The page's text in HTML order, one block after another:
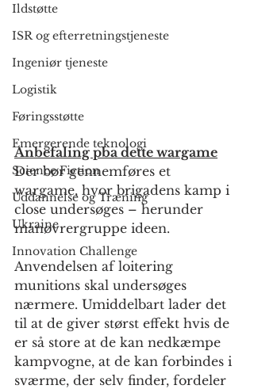
Ildstøtte
ISR og efterretningstjeneste
Ingeniør tjeneste
Logistik
Føringsstøtte
Emergerende teknologi
Science Fiction
Uddannelse og Træning
Ukraine
Innovation Challenge
Anbefaling pba dette wargame
Der bør gennemføres et
wargame, hvor brigadens kamp i
close undersøges – herunder
manøvrergruppe ideen.
Anvendelsen af loitering
munitions skal undersøges
nærmere. Umiddelbart lader det
til at de giver størst effekt hvis de
er så store at de kan nedkæmpe
kampvogne, at de kan forbindes i
sværme, der selv finder, fordeler